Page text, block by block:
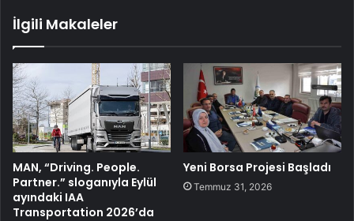
İlgili Makaleler
MAN, “Driving. People.
Partner.” sloganıyla Eylül
ayındaki IAA
Transportation 2026’da
Yeni Borsa Projesi Başladı
Temmuz 31, 2026